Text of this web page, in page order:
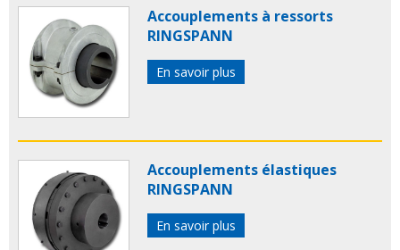
Accouplements à ressorts
RINGSPANN
En savoir plus
Accouplements élastiques
RINGSPANN
En savoir plus